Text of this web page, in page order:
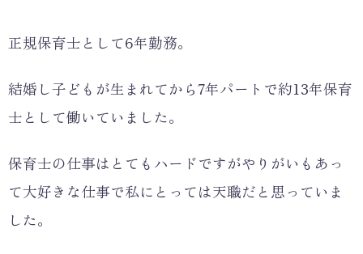
正規保育士として6年勤務。
結婚し子どもが生まれてから7年パートで約13年保育
士として働いていました。
保育士の仕事はとてもハードですがやりがいもあっ
て大好きな仕事で私にとっては天職だと思っていま
した。